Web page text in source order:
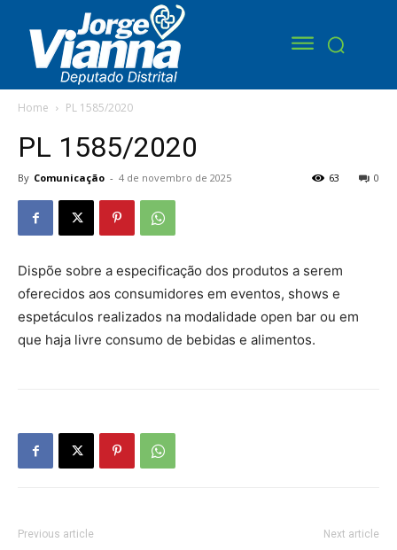
Home PL 1585/2020
PL 1585/2020
By Comunicação - 4 de novembro de 2025 0
63
Dispõe sobre a especificação dos produtos a serem
oferecidos aos consumidores em eventos, shows e
espetáculos realizados na modalidade open bar ou em
que haja livre consumo de bebidas e alimentos.
Previous article Next article